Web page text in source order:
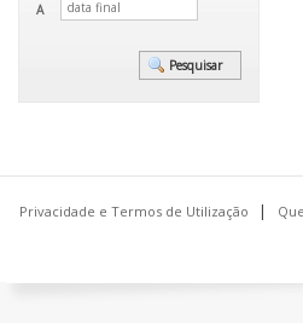
A
Privacidade e Termos de Utilização